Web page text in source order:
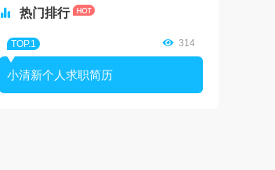
 热门排行
TOP.1  314
小清新个人求职简历